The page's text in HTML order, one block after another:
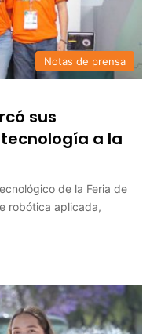
Notas de prensa
sus
a la
de la Feria de
robótica aplicada,